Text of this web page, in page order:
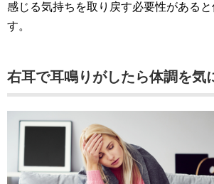
感じる気持ちを取り戻す必要性があると
す。
右耳で耳鳴りがしたら体調を気